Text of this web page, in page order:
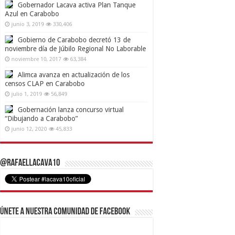
Gobernador Lacava activa Plan Tanque
Azul en Carabobo
junio 3, 2019 330,406
Gobierno de Carabobo decretó 13 de
noviembre día de Júbilo Regional No Laborable
noviembre 10, 2017 63,384
Alimca avanza en actualización de los
censos CLAP en Carabobo
julio 1, 2019 56,849
Gobernación lanza concurso virtual
“Dibujando a Carabobo”
junio 12, 2020 45,833
@RafaelLacava10
Únete a nuestra comunidad de Facebook